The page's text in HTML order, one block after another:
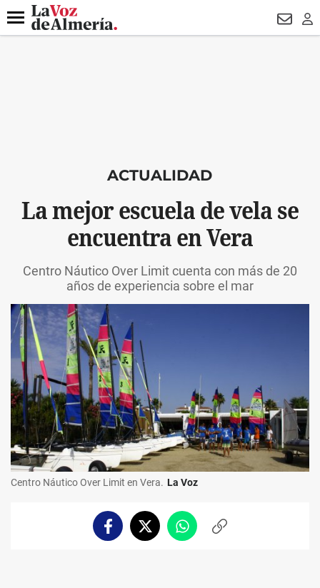
DESTACADO
Menú
ACTUALIDAD
La mejor escuela de vela se
encuentra en Vera
Centro Náutico Over Limit cuenta con más de 20
años de experiencia sobre el mar
Centro Náutico Over Limit en Vera. La Voz
FacebookTwitterWhatsappCopiar